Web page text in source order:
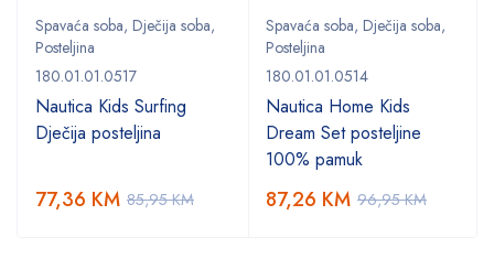
Spavaća soba, Dječija soba,
Posteljina
180.01.01.0517
Nautica Kids Surfing
Dječija posteljina
85,95KM
77,36 KM
Spavaća soba, Dječija soba,
Posteljina
180.01.01.0514
Nautica Home Kids
Dream Set posteljine
100% pamuk
96,95KM
87,26 KM